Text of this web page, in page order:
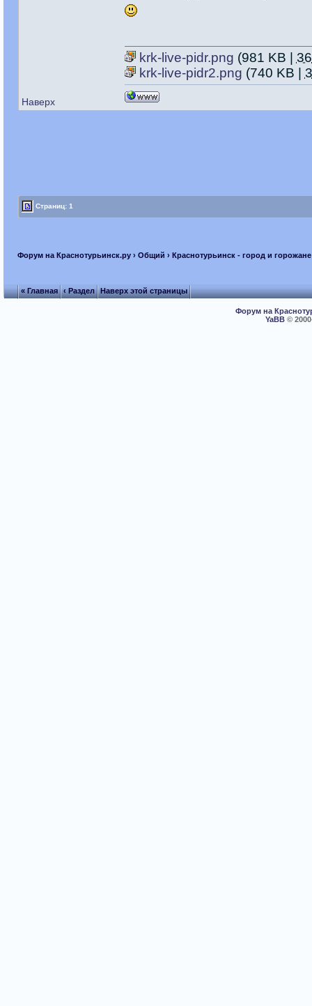
Наверх
krk-live-pidr.png (981 KB |
krk-live-pidr2.png (740 KB |
Страниц: 1
Форум на Краснотурьинск.ру› Общий › Краснотурьинск - город и горожане
« Главная ‹ Раздел Наверх этой страницы
Форум на
YaBB©